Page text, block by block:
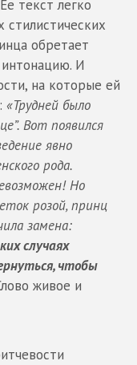
текст легко
стилистических
обретает
И
на которые ей
«Трудней было
Вот появился
явно
рода.
Но
розой, принц
замена:
случаях
чтобы
живое и